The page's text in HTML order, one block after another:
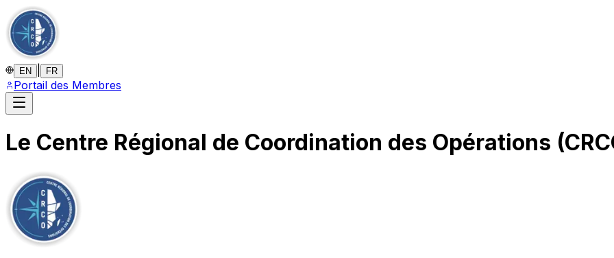
EN FR
Portail des Membres
Le Centre Régional de Coordination des Opérations